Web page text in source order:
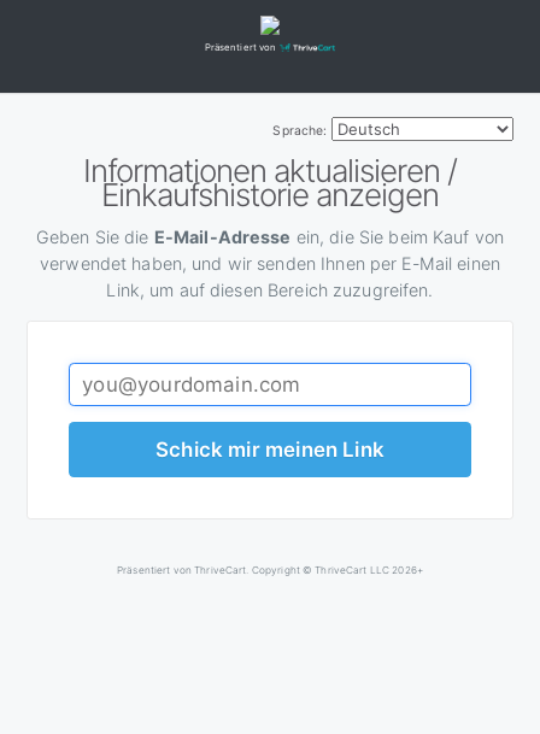
Präsentiert von
Sprache:
Informationen aktualisieren /
Einkaufshistorie anzeigen
Geben Sie die E-Mail-Adresse ein, die Sie beim Kauf von
verwendet haben, und wir senden Ihnen per E-Mail einen
Link, um auf diesen Bereich zuzugreifen.
Präsentiert von ThriveCart. Copyright © ThriveCart LLC 2026+